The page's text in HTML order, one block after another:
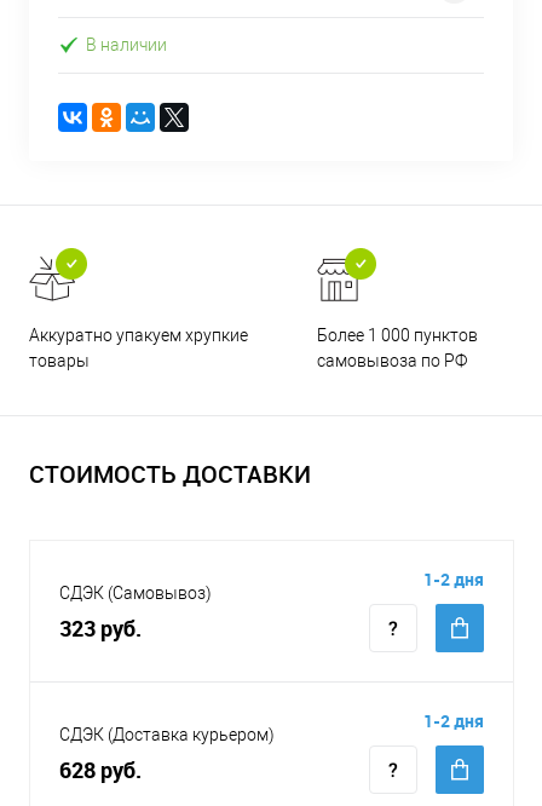
В наличии
Аккуратно упакуем хрупкие
товары
Более 1 000 пунктов
самовывоза по РФ
СТОИМОСТЬ ДОСТАВКИ
СДЭК (Самовывоз)
323 руб.
1-2 дня
СДЭК (Доставка курьером)
628 руб.
1-2 дня